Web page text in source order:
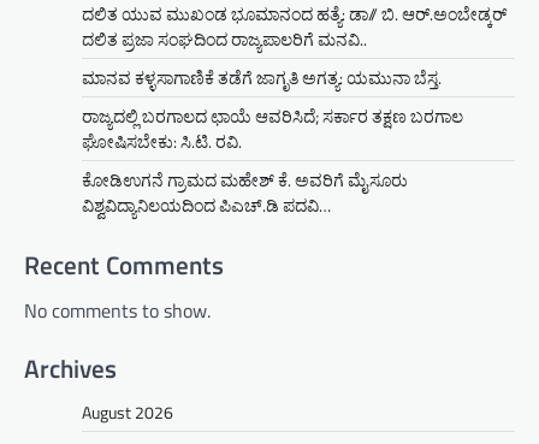
ದಲಿತ ಯುವ ಮುಖಂಡ ಭೂಮಾನಂದ ಹತ್ಯೆ: ಡಾ// ಬಿ. ಆರ್.ಅಂಬೇಡ್ಕರ್
ದಲಿತ ಪ್ರಜಾ ಸಂಘದಿಂದ ರಾಜ್ಯಪಾಲರಿಗೆ ಮನವಿ..
ಮಾನವ ಕಳ್ಳಸಾಗಾಣಿಕೆ ತಡೆಗೆ ಜಾಗೃತಿ ಅಗತ್ಯ: ಯಮುನಾ ಬೆಸ್ತ.
ರಾಜ್ಯದಲ್ಲಿ ಬರಗಾಲದ ಛಾಯೆ ಆವರಿಸಿದೆ; ಸರ್ಕಾರ ತಕ್ಷಣ ಬರಗಾಲ
ಘೋಷಿಸಬೇಕು: ಸಿ.ಟಿ. ರವಿ.
ಕೋಡಿಉಗನೆ ಗ್ರಾಮದ ಮಹೇಶ್ ಕೆ. ಅವರಿಗೆ ಮೈಸೂರು
ವಿಶ್ವವಿದ್ಯಾನಿಲಯದಿಂದ ಪಿಎಚ್.ಡಿ ಪದವಿ…
Recent Comments
No comments to show.
Archives
August 2026